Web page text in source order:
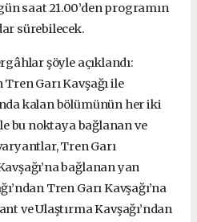
saat 21.00’den programın
sürebilecek.
şöyle açıklandı:
Garı Kavşağı ile
kalan bölümünün her iki
bu noktaya bağlanan ve
Tren Garı
bağlanan yan
Tren Garı Kavşağı’na
ve Ulaştırma Kavşağı’ndan